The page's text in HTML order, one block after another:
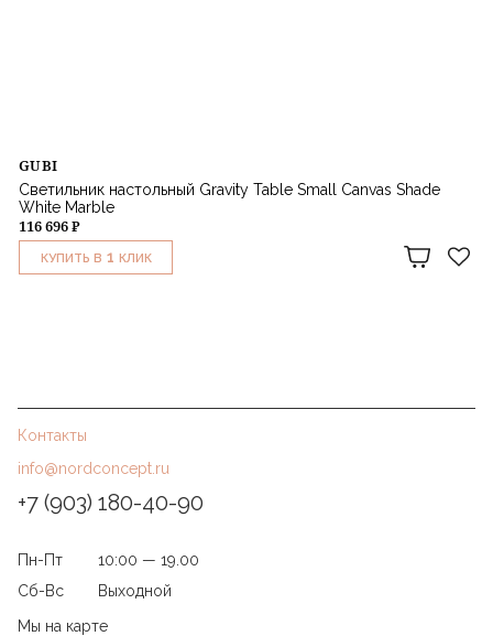
GUBI
Светильник настольный Gravity Table Small Canvas Shade
White Marble
116 696 ₽
КУПИТЬ В 1 КЛИК
Контакты
info@nordconcept.ru
+7 (903) 180-40-90
Пн-Пт
10:00 — 19.00
Сб-Вс
Выходной
Мы на карте